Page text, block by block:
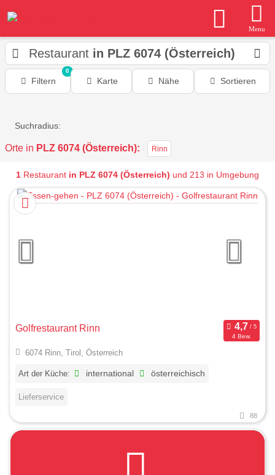
Menu
Restaurant in PLZ 6074 (Österreich)
Filtern
0
Karte Nähe Sortieren
Suchradius:
Orte in PLZ 6074 (Österreich): Rinn
1 Restaurant in PLZ 6074 (Österreich) und 213 in Umgebung
Golfrestaurant Rinn
4 Bew.
6074 Rinn, Tirol, Österreich
Art der Küche: international österreichisch
Lieferservice
88